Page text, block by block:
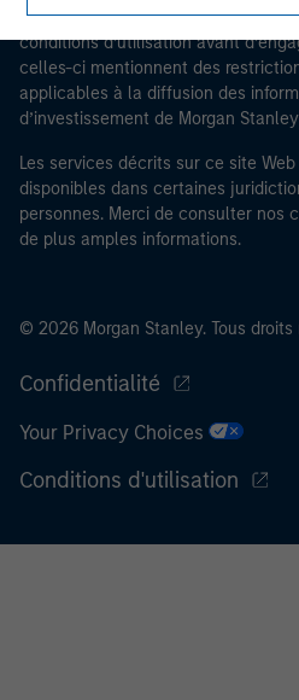
Limited peut procéder à des
contrôles de sécurité requis,
obligations en vigueur pour les
secteur financier destinées à
blanchiment d’argent et la
J’admets que ni Morgan
Management Limited ni l’une
informations à la suite d’une
d’une déclaration erronée de
déclaration, je confirme
déclaration ci-dessus est
contraire, merci de cliquer sur
Les utilisateurs sont invités à
conditions d’utilisation avant
celles-ci mentionnent des
applicables à la diffusion des
d’investissement de Morgan
Les services décrits sur ce site
disponibles dans certaines
personnes. Merci de consulter nos
de plus amples informations.
© 2026 Morgan Stanley. Tous droits
Confidentialité
Your Privacy Choices
Conditions d'utilisation